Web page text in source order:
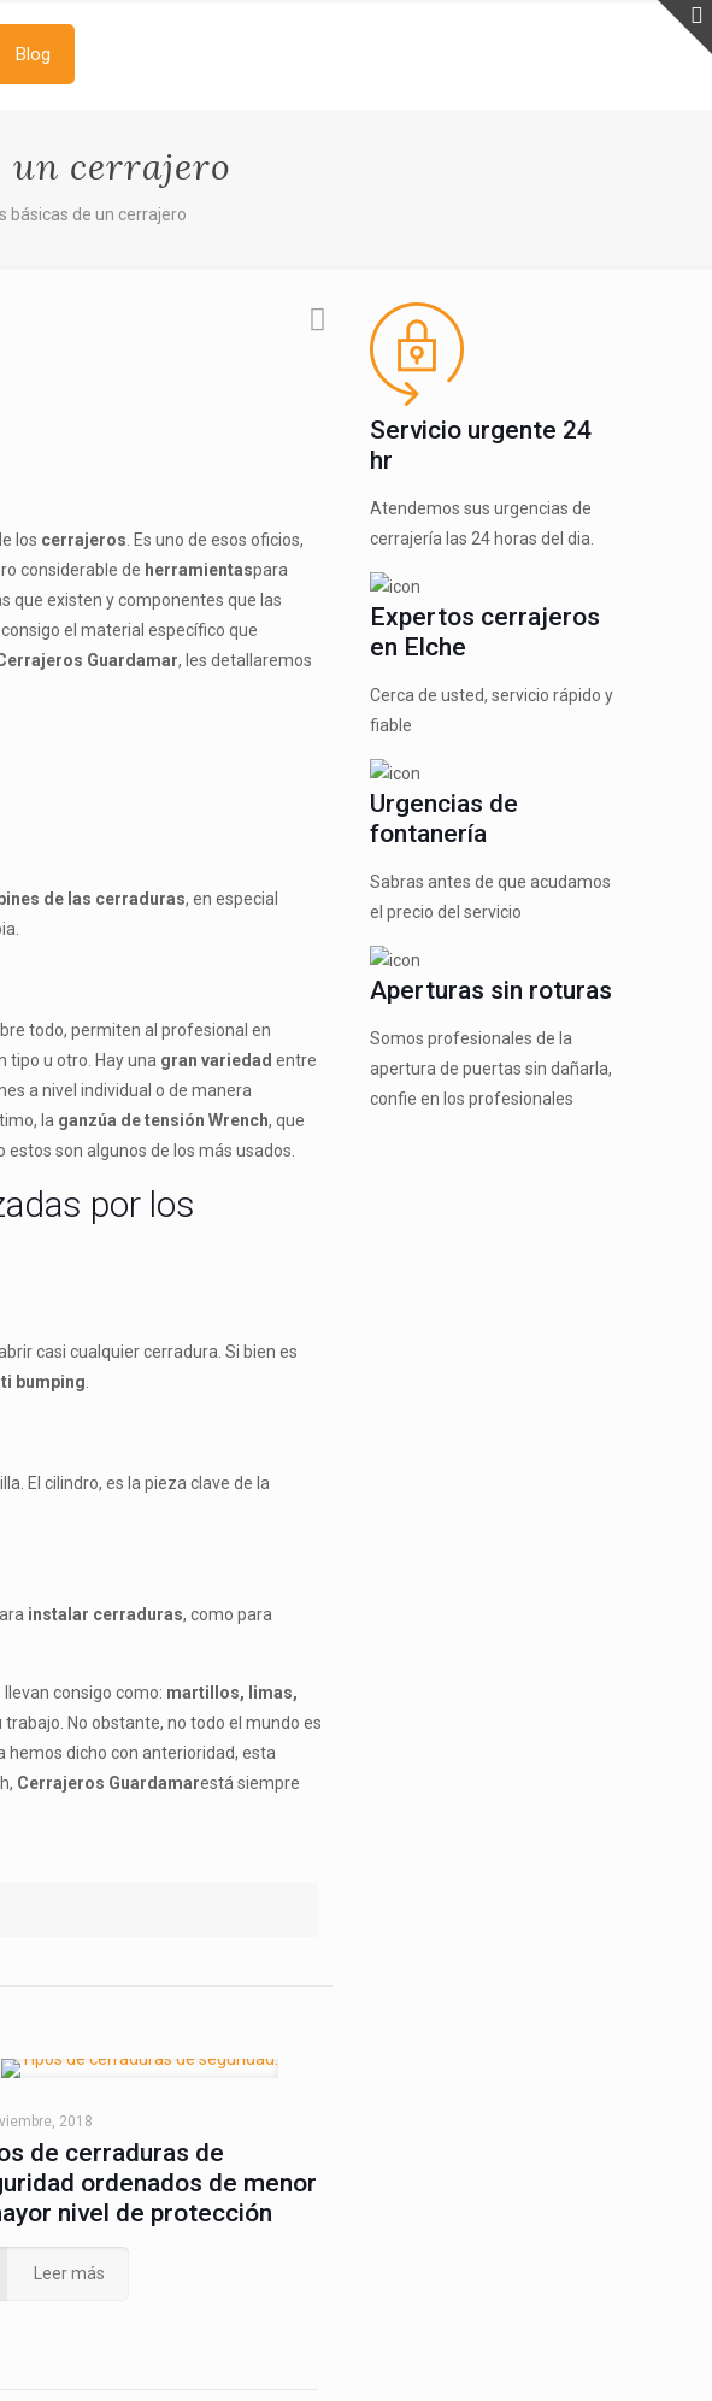
Blog
un cerrajero
básicas de un cerrajero
los cerrajeros . Es uno de esos oficios,
considerable de herramientaspara
que existen y componentes que las
el material específico que
Guardamar, les detallaremos
de las cerraduras, en especial
todo, permiten al profesional en
tipo u otro. Hay una gran variedad entre
a nivel individual o de manera
la ganzúa de tensión Wrench, que
son algunos de los más usados.
por los
casi cualquier cerradura. Si bien es
bumping
El cilindro, es la pieza clave de la
instalar cerraduras, como para
consigo como: martillos, limas,
No obstante, no todo el mundo es
hemos dicho con anterioridad, esta
Cerrajeros Guardamarestá siempre
2018
de cerraduras de
ordenados de menor
nivel de protección
Leer más
Servicio urgente 24
hr
Atendemos sus urgencias de
cerrajería las 24 horas del dia.
Expertos cerrajeros
en Elche
Cerca de usted, servicio rápido y
fiable
Urgencias de
fontanería
Sabras antes de que acudamos
el precio del servicio
Aperturas sin roturas
Somos profesionales de la
apertura de puertas sin dañarla,
confie en los profesionales